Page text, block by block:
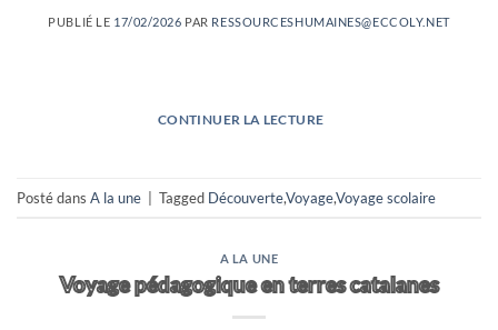
PUBLIÉ LE 17/02/2026 PAR RESSOURCESHUMAINES@ECCOLY.NET
CONTINUER LA LECTURE
Posté dans A la une Tagged Découverte,Voyage,Voyage scolaire
A LA UNE
Voyage pédagogique en terres catalanes